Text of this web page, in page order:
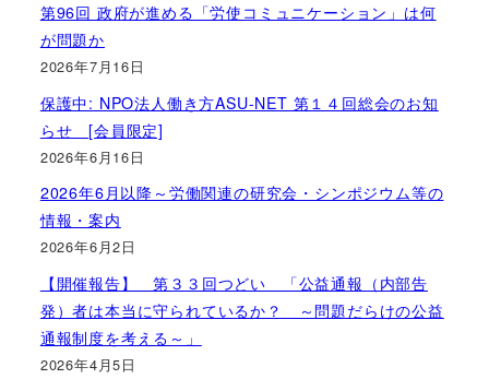
第96回 政府が進める「労使コミュニケーション」は何
が問題か
2026年7月16日
保護中: NPO法人働き方ASU-NET 第１４回総会のお知
らせ [会員限定]
2026年6月16日
2026年6月以降～労働関連の研究会・シンポジウム等の
情報・案内
2026年6月2日
【開催報告】 第３３回つどい 「公益通報（内部告
発）者は本当に守られているか？ ～問題だらけの公益
通報制度を考える～」
2026年4月5日